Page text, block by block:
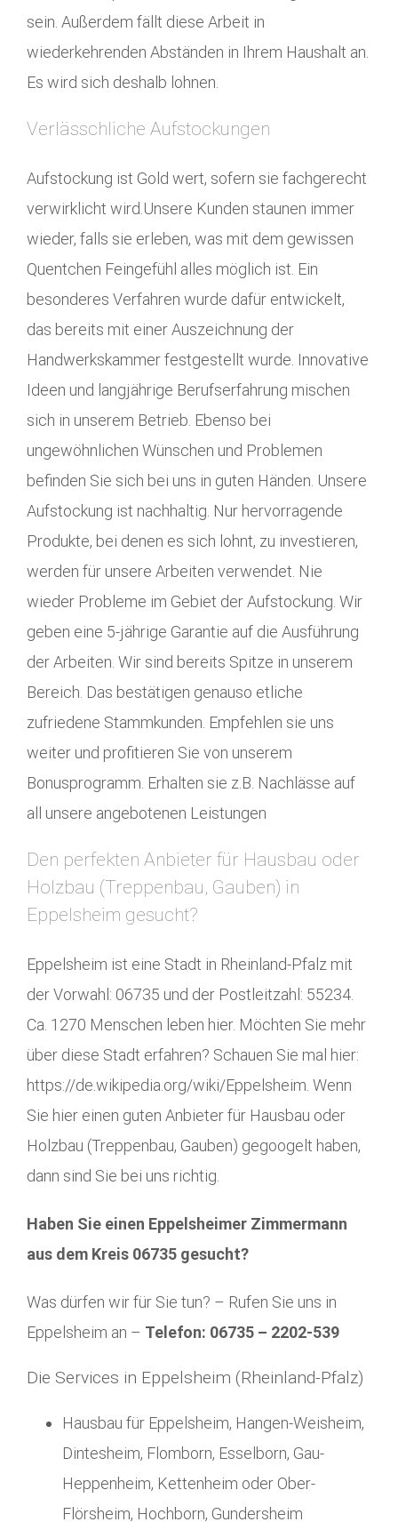
sein. Außerdem fällt diese Arbeit in
wiederkehrenden Abständen in Ihrem Haushalt an.
Es wird sich deshalb lohnen.
Verlässchliche Aufstockungen
Aufstockung ist Gold wert, sofern sie fachgerecht
verwirklicht wird.Unsere Kunden staunen immer
wieder, falls sie erleben, was mit dem gewissen
Quentchen Feingefühl alles möglich ist. Ein
besonderes Verfahren wurde dafür entwickelt,
das bereits mit einer Auszeichnung der
Handwerkskammer festgestellt wurde. Innovative
Ideen und langjährige Berufserfahrung mischen
sich in unserem Betrieb. Ebenso bei
ungewöhnlichen Wünschen und Problemen
befinden Sie sich bei uns in guten Händen. Unsere
Aufstockung ist nachhaltig. Nur hervorragende
Produkte, bei denen es sich lohnt, zu investieren,
werden für unsere Arbeiten verwendet. Nie
wieder Probleme im Gebiet der Aufstockung. Wir
geben eine 5-jährige Garantie auf die Ausführung
der Arbeiten. Wir sind bereits Spitze in unserem
Bereich. Das bestätigen genauso etliche
zufriedene Stammkunden. Empfehlen sie uns
weiter und profitieren Sie von unserem
Bonusprogramm. Erhalten sie z.B. Nachlässe auf
all unsere angebotenen Leistungen
Den perfekten Anbieter für Hausbau oder
Holzbau (Treppenbau, Gauben) in
Eppelsheim gesucht?
Eppelsheim ist eine Stadt in Rheinland-Pfalz mit
der Vorwahl: 06735 und der Postleitzahl: 55234.
Ca. 1270 Menschen leben hier. Möchten Sie mehr
über diese Stadt erfahren? Schauen Sie mal hier:
https://de.wikipedia.org/wiki/Eppelsheim. Wenn
Sie hier einen guten Anbieter für Hausbau oder
Holzbau (Treppenbau, Gauben) gegoogelt haben,
dann sind Sie bei uns richtig.
Haben Sie einen Eppelsheimer Zimmermann
aus dem Kreis 06735 gesucht?
Was dürfen wir für Sie tun? – Rufen Sie uns in
Eppelsheim an – Telefon: 06735 – 2202-539
Die Services in Eppelsheim (Rheinland-Pfalz)
Hausbau für Eppelsheim, Hangen-Weisheim,
Dintesheim, Flomborn, Esselborn, Gau-
Heppenheim, Kettenheim oder Ober-
Flörsheim, Hochborn, Gundersheim